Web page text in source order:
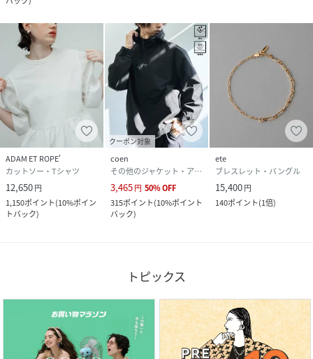
ADAM ET ROPE'
カットソー・Tシャツ
12,650円
1,150ポイント(10%ポイン
トバック)
クーポン対象
coen
その他のジャケット・アウター
3,465円 50%OFF
315ポイント(10%ポイント
バック)
ete
ブレスレット・バングル
15,400円
140ポイント(1倍)
トピックス